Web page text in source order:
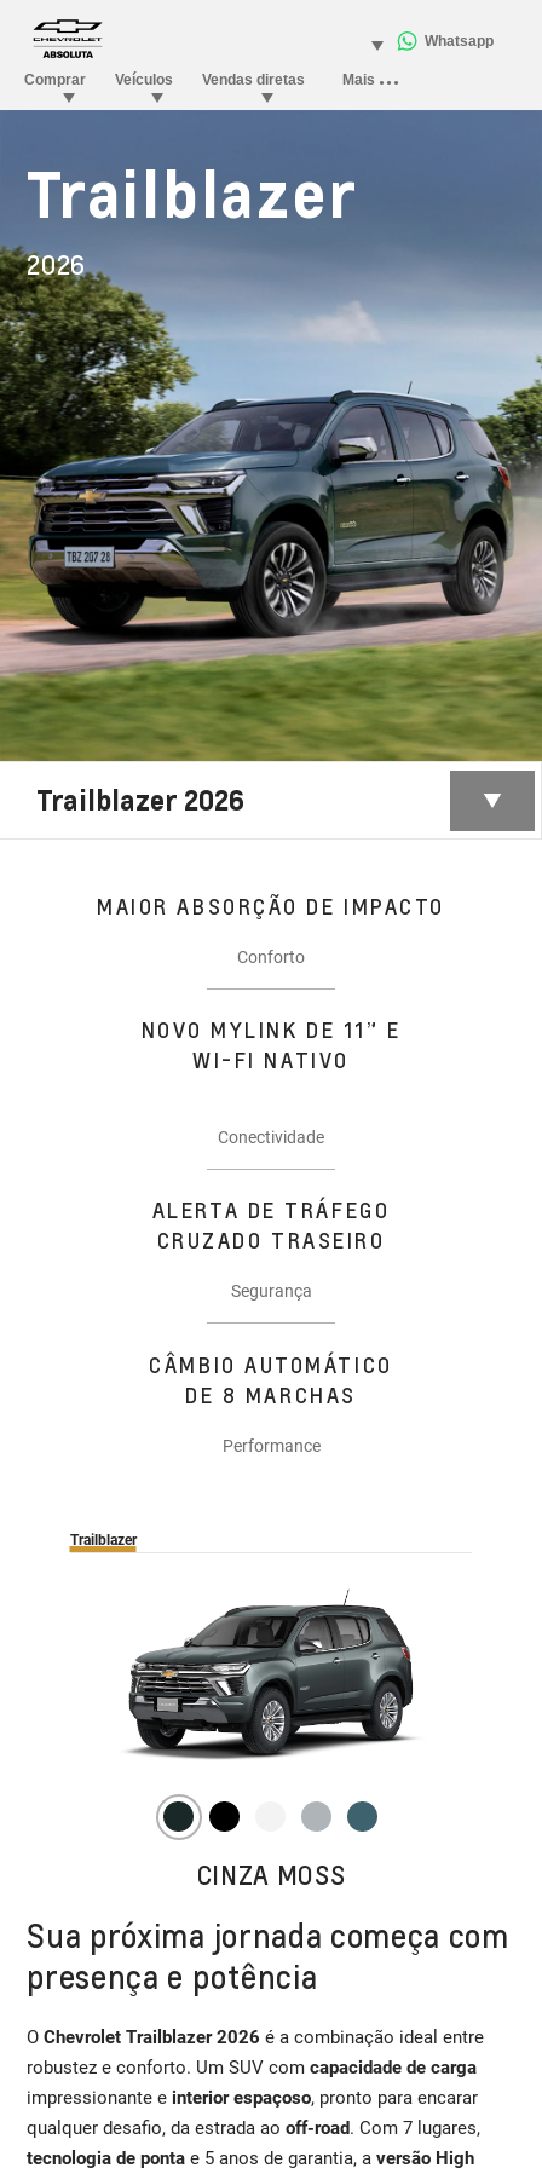
Trailblazer
2026
Trailblazer 2026
MAIOR ABSORÇÃO DE IMPACTO
Conforto
NOVO MYLINK DE 11” E
WI-FI NATIVO
Conectividade
ALERTA DE TRÁFEGO
CRUZADO TRASEIRO
Segurança
CÂMBIO AUTOMÁTICO
DE 8 MARCHAS
Performance
Trailblazer
CINZA MOSS
Sua próxima jornada começa com
presença e potência
OChevrolet Trailblazer 2026 é a combinação ideal entre
robustez e conforto. Um SUV comcapacidade de carga
impressionante e interior espaçoso, pronto para encarar
qualquer desafio, da estrada aooff-road. Com 7 lugares,
tecnologia de ponta e 5 anos de garantia, aversão High